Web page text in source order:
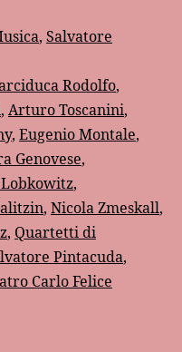
, Salvatore
Rodolfo,
, Arturo Toscanini,
, Eugenio Montale,
Genovese,
Lobkowitz,
, Nicola Zmeskall,
, Quartetti di
Pintacuda,
Carlo Felice